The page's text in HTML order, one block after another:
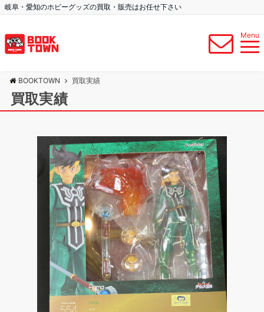
岐阜・愛知のホビーグッズの買取・販売はお任せ下さい
Menu
BOOKTOWN 買取実績
買取実績